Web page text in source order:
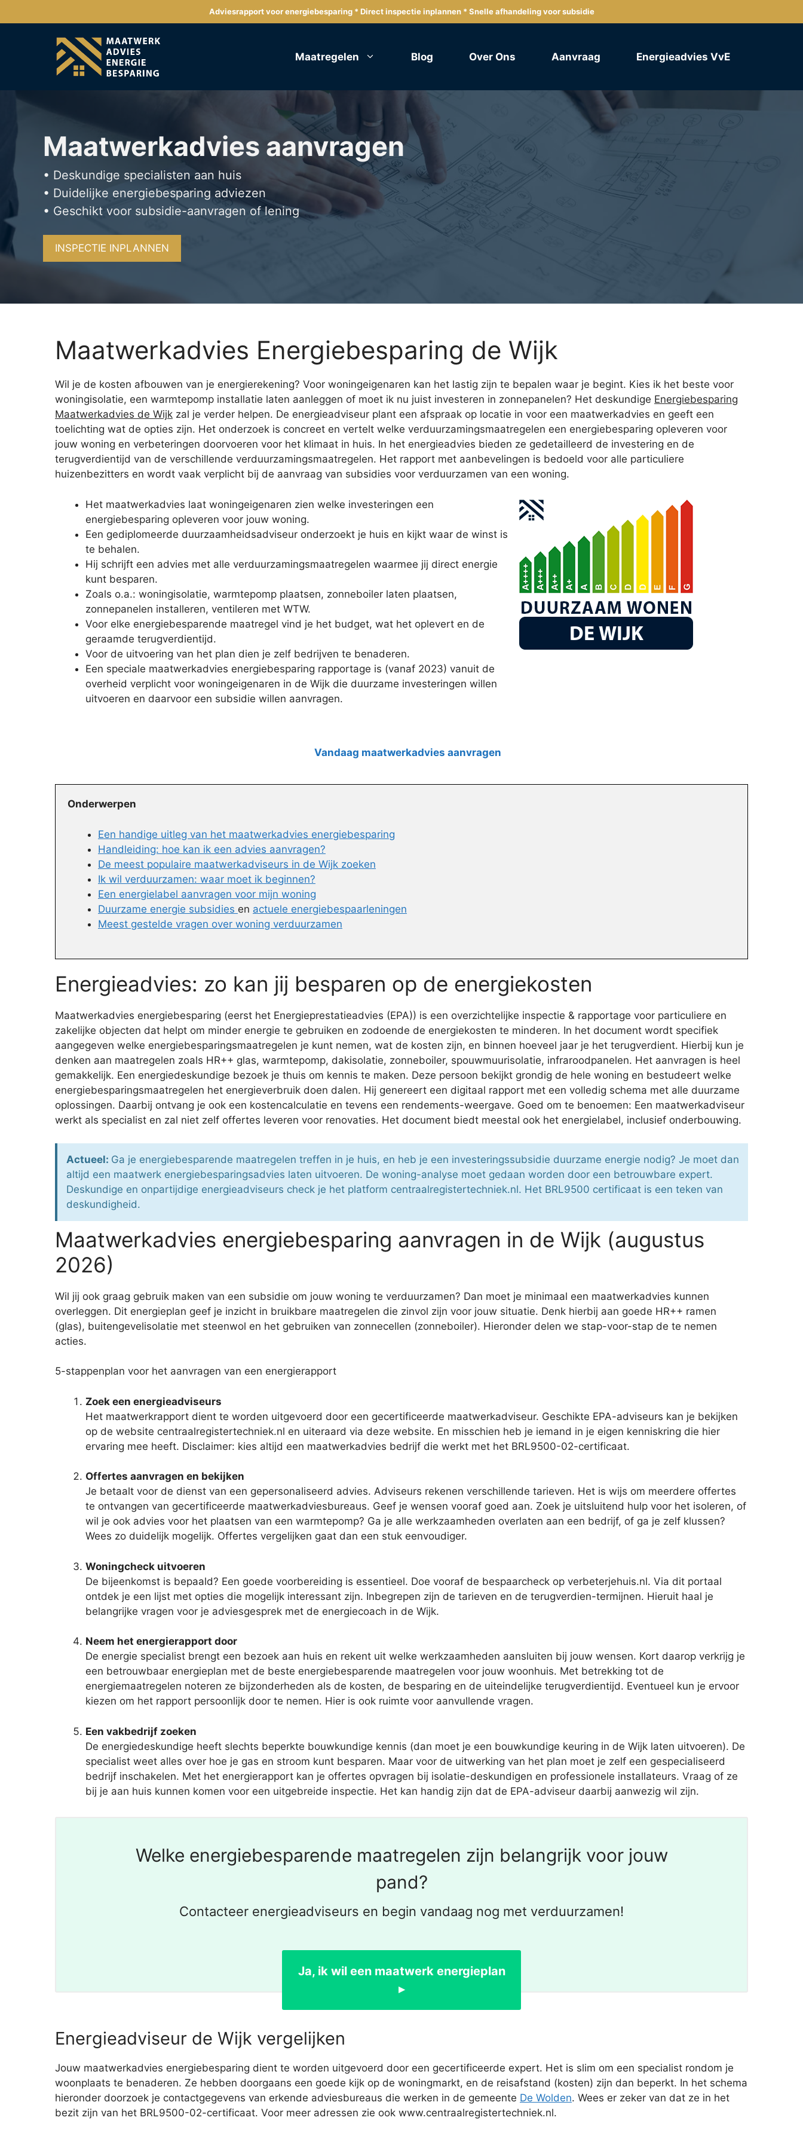
naar
Adviesrapport voor energiebesparing * Direct inspectie inplannen * Snelle afhandeling voor subsidie
Maatregelen Blog Over Ons Aanvraag Energieadvies VvE
Maatwerkadvies aanvragen
• Deskundige specialisten aan huis
• Duidelijke energiebesparing adviezen
• Geschikt voor subsidie-aanvragen of lening
INSPECTIE INPLANNEN
Maatwerkadvies Energiebesparing de Wijk
Wil je de kosten afbouwen van je energierekening? Voor woningeigenaren kan het lastig zijn te bepalen waar je begint. Kies ik het beste voor
woningisolatie, een warmtepomp installatie laten aanleggen of moet ik nu juist investeren in zonnepanelen? Het deskundige Energiebesparing
Maatwerkadvies de Wijk zal je verder helpen. De energieadviseur plant een afspraak op locatie in voor een maatwerkadvies en geeft een
toelichting wat de opties zijn. Het onderzoek is concreet en vertelt welke verduurzamingsmaatregelen een energiebesparing opleveren voor
jouw woning en verbeteringen doorvoeren voor het klimaat in huis. In het energieadvies bieden ze gedetailleerd de investering en de
terugverdientijd van de verschillende verduurzamingsmaatregelen. Het rapport met aanbevelingen is bedoeld voor alle particuliere
huizenbezitters en wordt vaak verplicht bij de aanvraag van subsidies voor verduurzamen van een woning.
Het maatwerkadvies laat woningeigenaren zien welke investeringen een
energiebesparing opleveren voor jouw woning.
Een gediplomeerde duurzaamheidsadviseur onderzoekt je huis en kijkt waar de winst is
te behalen.
Hij schrijft een advies met alle verduurzamingsmaatregelen waarmee jij direct energie
kunt besparen.
Zoals o.a.: woningisolatie, warmtepomp plaatsen, zonneboiler laten plaatsen,
zonnepanelen installeren, ventileren met WTW.
Voor elke energiebesparende maatregel vind je het budget, wat het oplevert en de
geraamde terugverdientijd.
Voor de uitvoering van het plan dien je zelf bedrijven te benaderen.
Een speciale maatwerkadvies energiebesparing rapportage is (vanaf 2023) vanuit de
overheid verplicht voor woningeigenaren in de Wijk die duurzame investeringen willen
uitvoeren en daarvoor een subsidie willen aanvragen.
Vandaag maatwerkadvies aanvragen
Onderwerpen
Een handige uitleg van het maatwerkadvies energiebesparing
Handleiding: hoe kan ik een advies aanvragen?
De meest populaire maatwerkadviseurs in de Wijk zoeken
Ik wil verduurzamen: waar moet ik beginnen?
Een energielabel aanvragen voor mijn woning
Duurzame energie subsidies en actuele energiebespaarleningen
Meest gestelde vragen over woning verduurzamen
Energieadvies: zo kan jij besparen op de energiekosten
Maatwerkadvies energiebesparing (eerst het Energieprestatieadvies (EPA)) is een overzichtelijke inspectie & rapportage voor particuliere en
zakelijke objecten dat helpt om minder energie te gebruiken en zodoende de energiekosten te minderen. In het document wordt specifiek
aangegeven welke energiebesparingsmaatregelen je kunt nemen, wat de kosten zijn, en binnen hoeveel jaar je het terugverdient. Hierbij kun je
denken aan maatregelen zoals HR++ glas, warmtepomp, dakisolatie, zonneboiler, spouwmuurisolatie, infraroodpanelen. Het aanvragen is heel
gemakkelijk. Een energiedeskundige bezoek je thuis om kennis te maken. Deze persoon bekijkt grondig de hele woning en bestudeert welke
energiebesparingsmaatregelen het energieverbruik doen dalen. Hij genereert een digitaal rapport met een volledig schema met alle duurzame
oplossingen. Daarbij ontvang je ook een kostencalculatie en tevens een rendements-weergave. Goed om te benoemen: Een maatwerkadviseur
werkt als specialist en zal niet zelf offertes leveren voor renovaties. Het document biedt meestal ook het energielabel, inclusief onderbouwing.
Actueel: Ga je energiebesparende maatregelen treffen in je huis, en heb je een investeringssubsidie duurzame energie nodig? Je moet dan
altijd een maatwerk energiebesparingsadvies laten uitvoeren. De woning-analyse moet gedaan worden door een betrouwbare expert.
Deskundige en onpartijdige energieadviseurs check je het platform centraalregistertechniek.nl. Het BRL9500 certificaat is een teken van
deskundigheid.
Maatwerkadvies energiebesparing aanvragen in de Wijk (augustus
2026)
Wil jij ook graag gebruik maken van een subsidie om jouw woning te verduurzamen? Dan moet je minimaal een maatwerkadvies kunnen
overleggen. Dit energieplan geef je inzicht in bruikbare maatregelen die zinvol zijn voor jouw situatie. Denk hierbij aan goede HR++ ramen
(glas), buitengevelisolatie met steenwol en het gebruiken van zonnecellen (zonneboiler). Hieronder delen we stap-voor-stap de te nemen
acties.
5-stappenplan voor het aanvragen van een energierapport
Zoek een energieadviseurs
Het maatwerkrapport dient te worden uitgevoerd door een gecertificeerde maatwerkadviseur. Geschikte EPA-adviseurs kan je bekijken
op de website centraalregistertechniek.nl en uiteraard via deze website. En misschien heb je iemand in je eigen kenniskring die hier
ervaring mee heeft. Disclaimer: kies altijd een maatwerkadvies bedrijf die werkt met het BRL9500-02-certificaat.
Offertes aanvragen en bekijken
Je betaalt voor de dienst van een gepersonaliseerd advies. Adviseurs rekenen verschillende tarieven. Het is wijs om meerdere offertes
te ontvangen van gecertificeerde maatwerkadviesbureaus. Geef je wensen vooraf goed aan. Zoek je uitsluitend hulp voor het isoleren, of
wil je ook advies voor het plaatsen van een warmtepomp? Ga je alle werkzaamheden overlaten aan een bedrijf, of ga je zelf klussen?
Wees zo duidelijk mogelijk. Offertes vergelijken gaat dan een stuk eenvoudiger.
Woningcheck uitvoeren
De bijeenkomst is bepaald? Een goede voorbereiding is essentieel. Doe vooraf de bespaarcheck op verbeterjehuis.nl. Via dit portaal
ontdek je een lijst met opties die mogelijk interessant zijn. Inbegrepen zijn de tarieven en de terugverdien-termijnen. Hieruit haal je
belangrijke vragen voor je adviesgesprek met de energiecoach in de Wijk.
Neem het energierapport door
De energie specialist brengt een bezoek aan huis en rekent uit welke werkzaamheden aansluiten bij jouw wensen. Kort daarop verkrijg je
een betrouwbaar energieplan met de beste energiebesparende maatregelen voor jouw woonhuis. Met betrekking tot de
energiemaatregelen noteren ze bijzonderheden als de kosten, de besparing en de uiteindelijke terugverdientijd. Eventueel kun je ervoor
kiezen om het rapport persoonlijk door te nemen. Hier is ook ruimte voor aanvullende vragen.
Een vakbedrijf zoeken
De energiedeskundige heeft slechts beperkte bouwkundige kennis (dan moet je een bouwkundige keuring in de Wijk laten uitvoeren). De
specialist weet alles over hoe je gas en stroom kunt besparen. Maar voor de uitwerking van het plan moet je zelf een gespecialiseerd
bedrijf inschakelen. Met het energierapport kan je offertes opvragen bij isolatie-deskundigen en professionele installateurs. Vraag of ze
bij je aan huis kunnen komen voor een uitgebreide inspectie. Het kan handig zijn dat de EPA-adviseur daarbij aanwezig wil zijn.
Welke energiebesparende maatregelen zijn belangrijk voor jouw
pand?
Contacteer energieadviseurs en begin vandaag nog met verduurzamen!
Ja, ik wil een maatwerk energieplan
▸
Energieadviseur de Wijk vergelijken
Jouw maatwerkadvies energiebesparing dient te worden uitgevoerd door een gecertificeerde expert. Het is slim om een specialist rondom je
woonplaats te benaderen. Ze hebben doorgaans een goede kijk op de woningmarkt, en de reisafstand (kosten) zijn dan beperkt. In het schema
hieronder doorzoek je contactgegevens van erkende adviesbureaus die werken in de gemeente De Wolden. Wees er zeker van dat ze in het
bezit zijn van het BRL9500-02-certificaat. Voor meer adressen zie ook www.centraalregistertechniek.nl.